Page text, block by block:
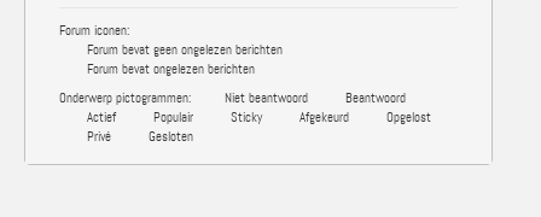
Forum iconen:
Forum bevat geen ongelezen berichten
Forum bevat ongelezen berichten
Onderwerp pictogrammen:
Niet beantwoord
Beantwoord
Actief
Populair Sticky Afgekeurd
Opgelost
Privé
Gesloten